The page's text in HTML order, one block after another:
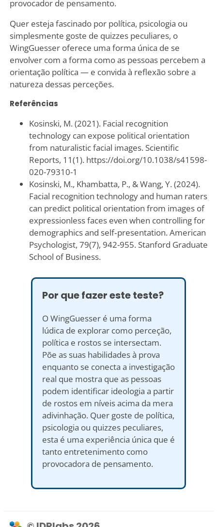
provocador de pensamento.
Quer esteja fascinado por política, psicologia ou
simplesmente goste de quizzes peculiares, o
WingGuesser oferece uma forma única de se
envolver com a forma como as pessoas percebem a
orientação política — e convida à reflexão sobre a
natureza dessas perceções.
Referências
Kosinski, M. (2021). Facial recognition
technology can expose political orientation
from naturalistic facial images. Scientific
Reports, 11(1). https://doi.org/10.1038/s41598-
020-79310-1
Kosinski, M., Khambatta, P., & Wang, Y. (2024).
Facial recognition technology and human raters
can predict political orientation from images of
expressionless faces even when controlling for
demographics and self‑presentation. American
Psychologist, 79(7), 942-955. Stanford Graduate
School of Business.
Por que fazer este teste?
O WingGuesser é uma forma
lúdica de explorar como perceção,
política e rostos se intersectam.
Põe as suas habilidades à prova
enquanto se conecta a investigação
real que mostra que as pessoas
podem identificar ideologia a partir
de rostos em níveis acima da mera
adivinhação. Quer goste de política,
psicologia ou quizzes peculiares,
esta é uma experiência única que é
tanto entretenimento como
provocadora de pensamento.